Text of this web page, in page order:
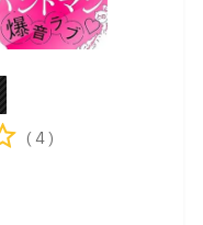
( 4 )